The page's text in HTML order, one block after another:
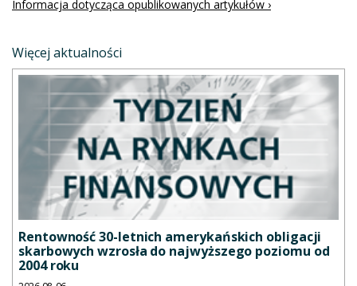
Informacja dotycząca opublikowanych artykułów ›
Więcej aktualności
Rentowność 30-letnich amerykańskich obligacji
skarbowych wzrosła do najwyższego poziomu od
2004 roku